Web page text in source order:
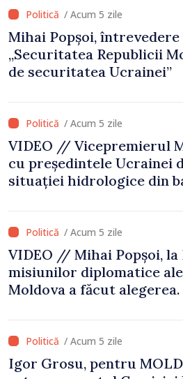
/ Acum 5 zile
Mihai Popșoi,
„Securitatea Republicii
de securitatea Ucrainei”
/ Acum 5 zile
VIDEO // Vicepremierul
cu președintele Ucrainei
situației hidrologice din
/ Acum 5 zile
VIDEO // Mihai Popșoi, la
misiunilor diplomatice
Moldova a făcut
/ Acum 5 zile
Igor Grosu, pentru